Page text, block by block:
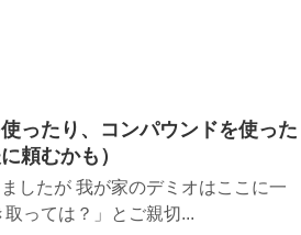
ったり、コンパウンドを使った
頼むかも）
したが 我が家のデミオはここに一
っては？」とご親切...